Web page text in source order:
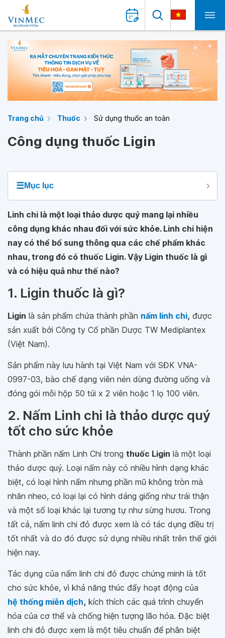
Trang chủ Thuốc Sử dụng thuốc an toàn
Công dụng thuốc Ligin
☰Mục lục
Linh chi là một loại thảo dược quý mang lại nhiều
công dụng khác nhau đối với sức khỏe. Linh chi hiện
nay có thể bổ sung thông qua các chế phẩm khác
nhau, trong đó có thuốc Ligin. Vậy Ligin thuốc là gì
và có hiệu quả như thế nào?
1. Ligin thuốc là gì?
Ligin là sản phẩm chứa thành phần nấm linh chi, được
sản xuất bởi Công ty Cổ phần Dược TW Mediplantex
(Việt Nam).
Sản phẩm này lưu hành tại Việt Nam với SĐK VNA-
0997-03, bào chế dạng viên nén dùng đường uống và
đóng gói mỗi hộp 50 túi x 2 viên hoặc 1 lọ 100 viên.
2. Nấm Linh chi là thảo dược quý
tốt cho sức khỏe
Thành phần nấm Linh Chi trong thuốc Ligin là một loại
thảo dược quý. Loại nấm này có nhiều hình dạng khác
biệt, có loại hình nấm nhưng phần mũ không tròn mà
nhăn nheo, có loại lại có hình dáng giống như trái thận
và một số loại khác lại tương tự như sừng hươu. Trong
tất cả, nấm linh chi đỏ được xem là có tác dụng điều trị
tốt nhất và do đó được sử dụng nhiều nhất trên thế giới
hiện nay.
Tác dụng của nấm linh chi đỏ được chứng minh là tốt
cho sức khỏe, vì khả năng thúc đẩy hoạt động của
hệ thống miễn dịch, kích thích các quá trình chuyển
hóa của cơ thể và chống hiện tượng lão hóa. Đặc biệt
linh chi đỏ được xem là một tiêu chuẩn để phân biệt